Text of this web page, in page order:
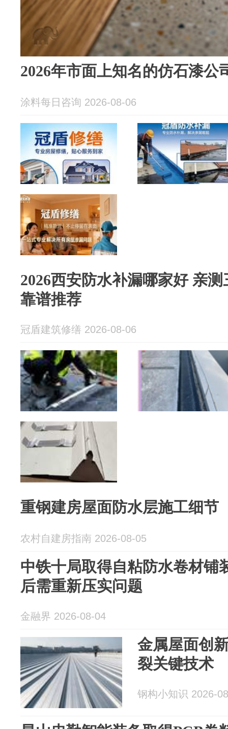
2026年市面上知名的仿石漆公
涂料每日咨询 2026-08-06
2026西安防水补漏哪家好 亲
靠谱推荐
冠盾建筑修缮 2026-08-06
重钢建房屋面防水层施工细节
农村自建房指南 2026-08-05
中铁十局取得自粘防水卷材铺
后需重新压实问题
金融界 2026-08-04
金属屋面创
裂关键技术
钢构小知识 2026-